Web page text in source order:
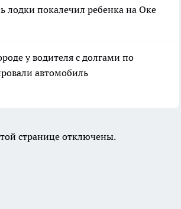
лодки покалечил ребенка на Оке
у водителя с долгами по
автомобиль
странице отключены.